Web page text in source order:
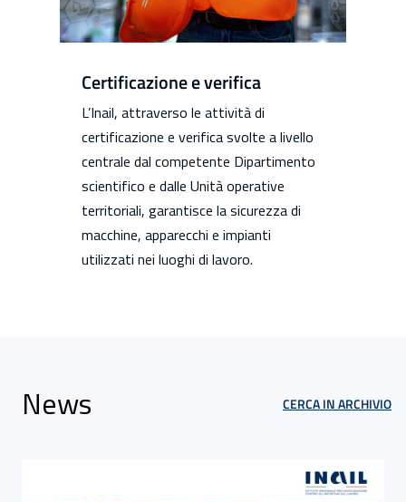
Certificazione e verifica
L’Inail, attraverso le attività di
certificazione e verifica svolte a livello
centrale dal competente Dipartimento
scientifico e dalle Unità operative
territoriali, garantisce la sicurezza di
macchine, apparecchi e impianti
utilizzati nei luoghi di lavoro.
News CERCA IN ARCHIVIO